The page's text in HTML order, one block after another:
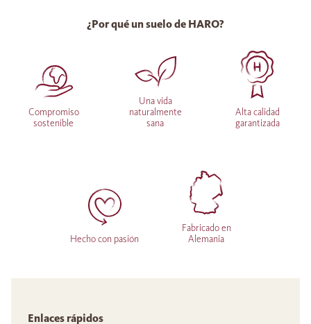
¿Por qué un suelo de HARO?
Compromiso
sostenible
Una vida
naturalmente
sana
Alta calidad
garantizada
Hecho con pasión
Fabricado en
Alemania
Enlaces rápidos